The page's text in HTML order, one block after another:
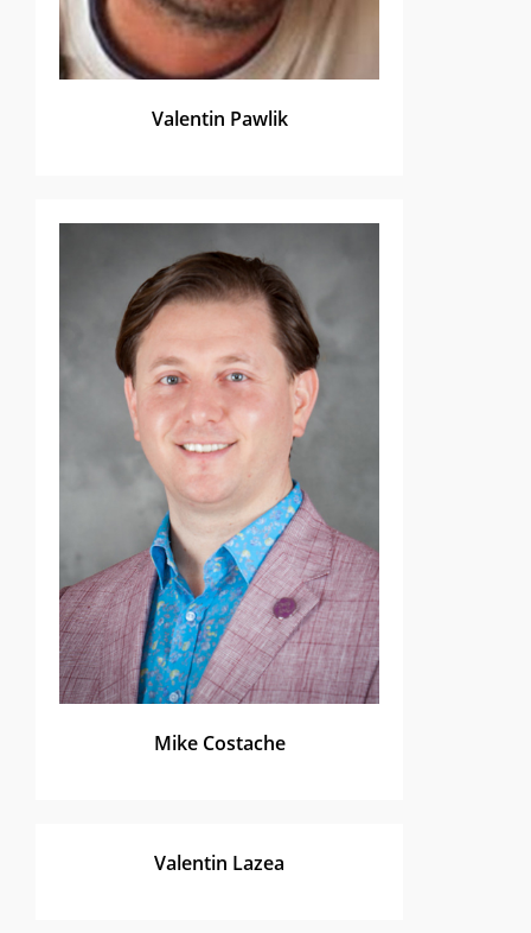
Valentin Pawlik
Mike Costache
Valentin Lazea